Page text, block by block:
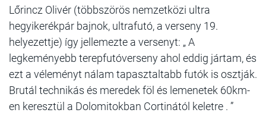
Lőrincz Olivér (többszörös nemzetközi ultra
hegyikerékpár bajnok, ultrafutó, a verseny 19.
helyezettje) így jellemezte a versenyt: „ A
legkeményebb terepfutóverseny ahol eddig jártam, és
ezt a véleményt nálam tapasztaltabb futók is osztják.
Brutál technikás és meredek föl és lemenetek 60km-
en keresztül a Dolomitokban Cortinától keletre . ”